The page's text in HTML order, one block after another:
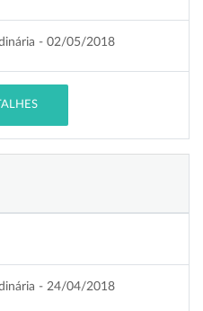
- 02/05/2018
- 24/04/2018